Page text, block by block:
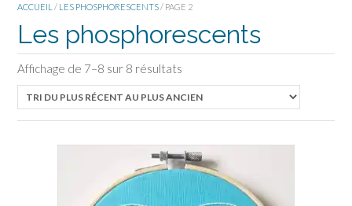
ACCUEIL / LES PHOSPHORESCENTS/ PAGE 2
Les phosphorescents
Affichage de 7–8 sur 8 résultats